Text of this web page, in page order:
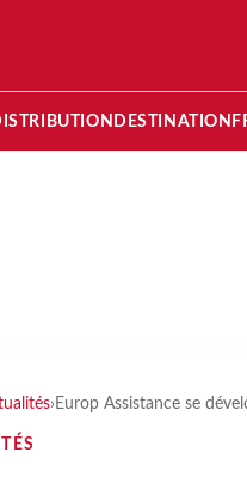
DESTINATION
› Europ Assistance se